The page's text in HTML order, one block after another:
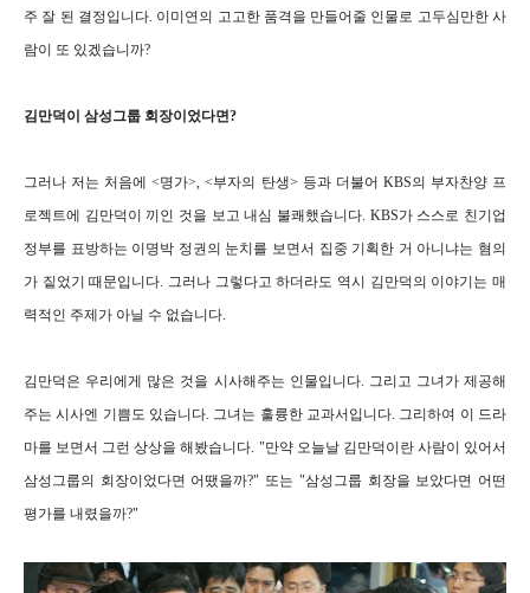
주 잘 된 결정입니다. 이미연의 고고한 품격을 만들어줄 인물로 고두심만한 사
람이 또 있겠습니까?
김만덕이 삼성그룹 회장이었다면?
그러나 저는 처음에 <명가>, <부자의 탄생> 등과 더불어 KBS의 부자찬양 프
로젝트에 김만덕이 끼인 것을 보고 내심 불쾌했습니다. KBS가 스스로 친기업
정부를 표방하는 이명박 정권의 눈치를 보면서 집중 기획한 거 아니냐는 혐의
가 짙었기 때문입니다. 그러나 그렇다고 하더라도 역시 김만덕의 이야기는 매
력적인 주제가 아닐 수 없습니다.
김만덕은 우리에게 많은 것을 시사해주는 인물입니다. 그리고 그녀가 제공해
주는 시사엔 기쁨도 있습니다. 그녀는 훌륭한 교과서입니다. 그리하여 이 드라
마를 보면서 그런 상상을 해봤습니다. "만약 오늘날 김만덕이란 사람이 있어서
삼성그룹의 회장이었다면 어땠을까?" 또는 "삼성그룹 회장을 보았다면 어떤
평가를 내렸을까?"